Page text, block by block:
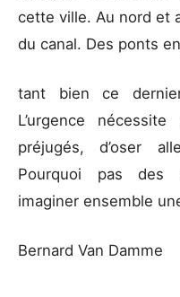
cette ville. Au nord et
du canal. Des ponts
tant bien ce
L’urgence
préjugés, d’oser
Pourquoi pas des
imaginer ensemble
Bernard Van Damme